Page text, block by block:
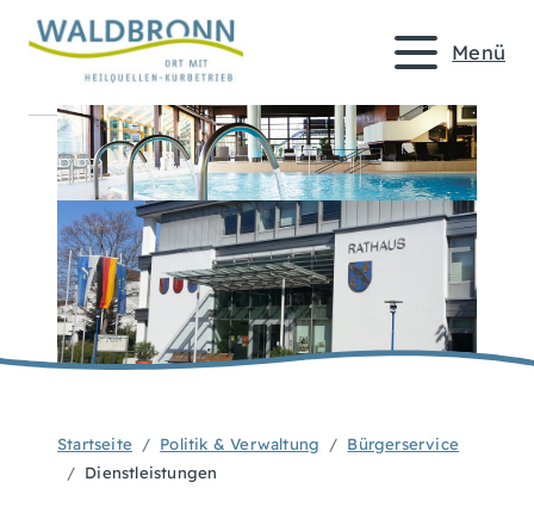
Menü
Startseite Politik & Verwaltung
Bürgerservice
Dienstleistungen